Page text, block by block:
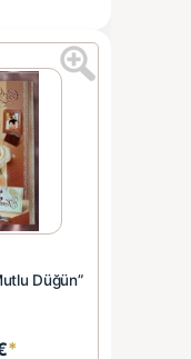
Düğün”
*